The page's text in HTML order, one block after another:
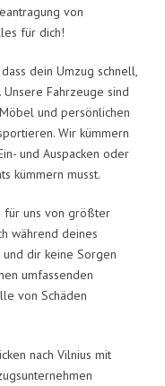
von
für dich!
dein Umzug schnell,
Fahrzeuge sind
und persönlichen
Wir kümmern
und Auspacken oder
kümmern musst.
für uns von größter
während deines
dir keine Sorgen
umfassenden
von Schäden
nach Vilnius mit